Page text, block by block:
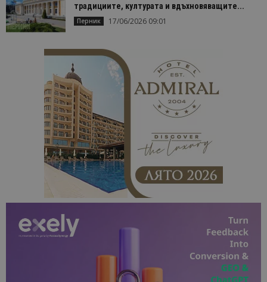
традициите, културата и вдъхновяващите...
Перник 17/06/2026 09:01